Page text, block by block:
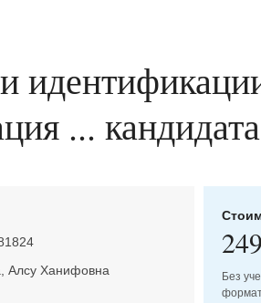
...
Алсу Ханифовна
249
Без